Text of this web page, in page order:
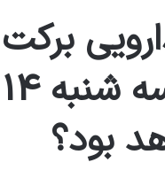
بود؟